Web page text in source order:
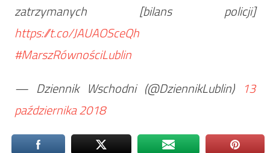
zatrzymanych [bilans policji]
https://t.co/JAUAOSceQh
#MarszRównościLublin
— Dziennik Wschodni (@DziennikLublin) 13
października 2018